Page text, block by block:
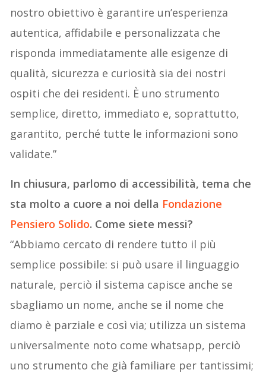
nostro obiettivo è garantire un’esperienza
autentica, affidabile e personalizzata che
risponda immediatamente alle esigenze di
qualità, sicurezza e curiosità sia dei nostri
ospiti che dei residenti. È uno strumento
semplice, diretto, immediato e, soprattutto,
garantito, perché tutte le informazioni sono
validate.”
In chiusura, parlomo di accessibilità, tema che
sta molto a cuore a noi della Fondazione
Pensiero Solido. Come siete messi?
“Abbiamo cercato di rendere tutto il più
semplice possibile: si può usare il linguaggio
naturale, perciò il sistema capisce anche se
sbagliamo un nome, anche se il nome che
diamo è parziale e così via; utilizza un sistema
universalmente noto come whatsapp, perciò
uno strumento che già familiare per tantissimi;